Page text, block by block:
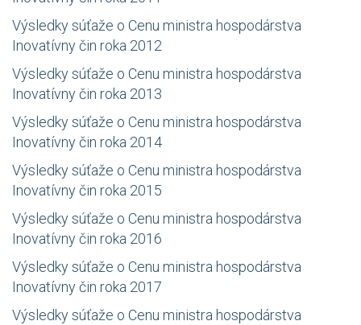
Výsledky súťaže o Cenu ministra hospodárstva
Inovatívny čin roka 2012
Výsledky súťaže o Cenu ministra hospodárstva
Inovatívny čin roka 2013
Výsledky súťaže o Cenu ministra hospodárstva
Inovatívny čin roka 2014
Výsledky súťaže o Cenu ministra hospodárstva
Inovatívny čin roka 2015
Výsledky súťaže o Cenu ministra hospodárstva
Inovatívny čin roka 2016
Výsledky súťaže o Cenu ministra hospodárstva
Inovatívny čin roka 2017
Výsledky súťaže o Cenu ministra hospodárstva